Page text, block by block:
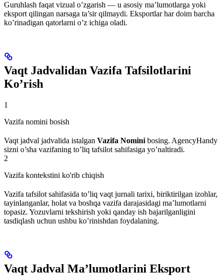
Guruhlash faqat vizual o’zgarish — u asosiy ma’lumotlarga yoki
eksport qilingan narsaga ta’sir qilmaydi. Eksportlar har doim barcha
ko’rinadigan qatorlarni o’z ichiga oladi.
Vaqt Jadvalidan Vazifa Tafsilotlarini
Ko’rish
1
Vazifa nomini bosish
Vaqt jadval jadvalida istalgan Vazifa Nomini bosing. AgencyHandy
sizni o’sha vazifaning to’liq tafsilot sahifasiga yo’naltiradi.
2
Vazifa kontekstini ko'rib chiqish
Vazifa tafsilot sahifasida to’liq vaqt jurnali tarixi, biriktirilgan izohlar,
tayinlanganlar, holat va boshqa vazifa darajasidagi ma’lumotlarni
topasiz. Yozuvlarni tekshirish yoki qanday ish bajarilganligini
tasdiqlash uchun ushbu ko’rinishdan foydalaning.
Vaqt Jadval Ma’lumotlarini Eksport